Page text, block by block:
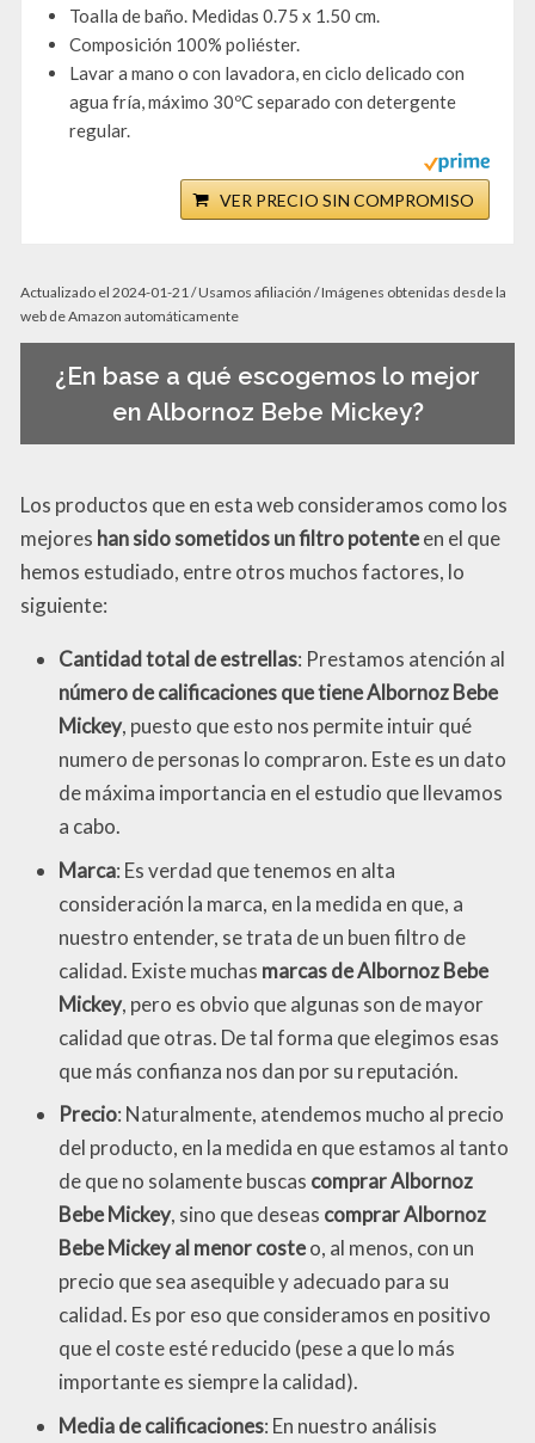
Toalla de baño. Medidas 0.75 x 1.50 cm.
Composición 100% poliéster.
Lavar a mano o con lavadora, en ciclo delicado con
agua fría, máximo 30ºC separado con detergente
regular.
VER PRECIO SIN COMPROMISO
Actualizado el 2024-01-21 / Usamos afiliación / Imágenes obtenidas desde la
web de Amazon automáticamente
¿En base a qué escogemos lo mejor
en Albornoz Bebe Mickey?
Los productos que en esta web consideramos como los
mejores han sido sometidos un filtro potenteen el que
hemos estudiado, entre otros muchos factores, lo
siguiente:
Cantidad total de estrellas: Prestamos atención al
número de calificaciones que tiene Albornoz Bebe
Mickey, puesto que esto nos permite intuir qué
numero de personas lo compraron. Este es un dato
de máxima importancia en el estudio que llevamos
a cabo.
Marca: Es verdad que tenemos en alta
consideración la marca, en la medida en que, a
nuestro entender, se trata de un buen filtro de
calidad. Existe muchas marcas de Albornoz Bebe
Mickey, pero es obvio que algunas son de mayor
calidad que otras. De tal forma que elegimos esas
que más confianza nos dan por su reputación.
Precio: Naturalmente, atendemos mucho al precio
del producto, en la medida en que estamos al tanto
de que no solamente buscas comprar Albornoz
Bebe Mickey, sino que deseas comprar Albornoz
Bebe Mickey al menor costeo, al menos, con un
precio que sea asequible y adecuado para su
calidad. Es por eso que consideramos en positivo
que el coste esté reducido (pese a que lo más
importante es siempre la calidad).
Media de calificaciones: En nuestro análisis